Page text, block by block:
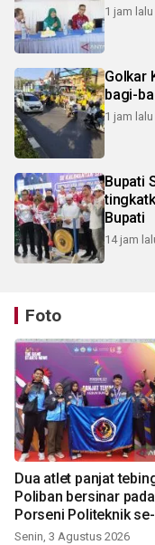
1 jam lalu
Golkar
bagi-
1 jam lalu
Bupati
Bupati
14 jam
Foto
Dua atlet panjat
Poliban bersinar pada
Porseni Politeknik se-
Indonesia 2026
Senin, 3 Agustus 2026